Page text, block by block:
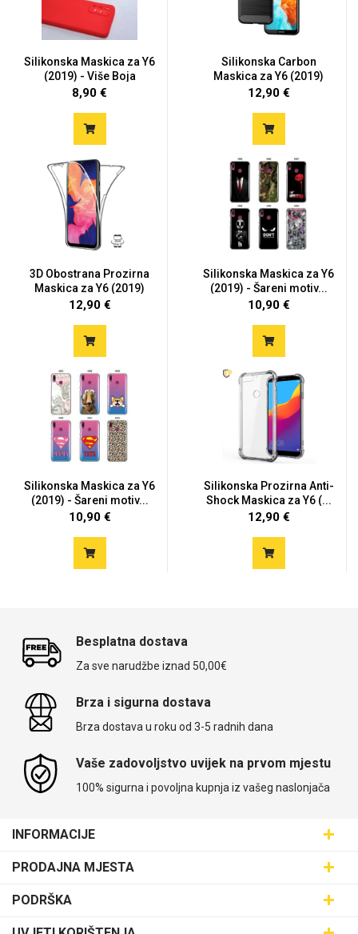
Silikonska Maskica za Y6
(2019) - Više Boja
8,90 €
Silikonska Carbon
Maskica za Y6 (2019)
12,90 €
3D Obostrana Prozirna
Maskica za Y6 (2019)
12,90 €
Silikonska Maskica za Y6
(2019) - Šareni motiv...
10,90 €
Silikonska Maskica za Y6
(2019) - Šareni motiv...
10,90 €
Silikonska Prozirna Anti-
Shock Maskica za Y6 (...
12,90 €
Besplatna dostava
Za sve narudžbe iznad 50,00€
Brza i sigurna dostava
Brza dostava u roku od 3-5 radnih dana
Vaše zadovoljstvo uvijek na prvom mjestu
100% sigurna i povoljna kupnja iz vašeg naslonjača
INFORMACIJE
SVIJET MASKICA d.o.o.
Aleja javora 13, 10000 Zagreb
PRODAJNA MJESTA
Poslovnica Trešnjevka
PODRŠKA
Dostava